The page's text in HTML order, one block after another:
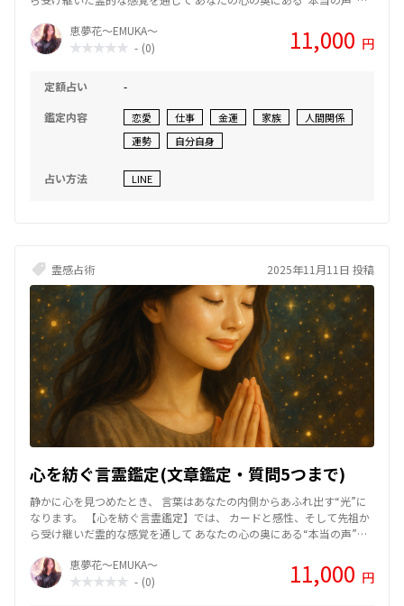
が静かに動き出す── そんな瞬間を一緒に感じてほしいと思っていま
す。 占いという形を超え、 言葉を通して心を癒し、希望へとつなぐた
時間をお届けします。🌸
恵夢花～EMUKA～
- (0) 11,000 円
定額占い
-
鑑定内容
恋愛 仕事 金運 家族
人間関係
運勢
自分自身
占い方法 LINE
霊感占術 2025年11月11日 投稿
心を紡ぐ言霊鑑定(文章鑑定・質問5つまで)
静かに心を見つめたとき、 言葉はあなたの内側からあふれ出す“光”に
なります。 【心を紡ぐ言霊鑑定】では、 カードと感性、そして先祖か
ら受け継いだ霊的な感覚を通して あなたの心の奥にある“本当の声”を
が静かに動き出す── そんな瞬間を一緒に感じてほしいと思っていま
す。 占いという形を超え、 言葉を通して心を癒し、希望へとつなぐた
恵夢花～EMUKA～
- (0) 11,000 円